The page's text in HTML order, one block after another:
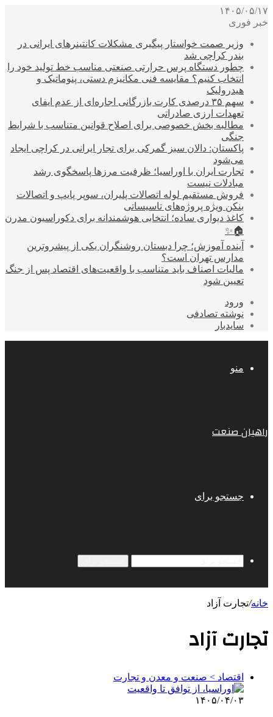
۱۴۰۵/۰۵/۱۷
خبر فوری
وزیر صمت خواستار پیگیری مشکلات کانتینرهای ایرانی در
بندر کراچی شد
چطور دستگاه پرس حرارتی صنعتی مناسب خط تولید خود را
انتخاب کنیم؟ مقایسه فنی مکانیزم دستی، پنوماتیک و
هیدرولیک
سهم ۳۵ درصدی کارت بازرگانی اجاره‌ای از عدم ایفای
تعهدات ارزی صادراتی
مطالبه بخش خصوصی برای اصلاح قوانین متناسب با شرایط
جنگی
پاکستان: دالان سبز گمرکی برای تجار ایرانی در کراچی ایجاد
می‌شود
تجارت ایران با اوراسیا؛ ظرفیت مرزها پاسخگوی رشد
مبادلات نیست
فروش مستقیم لوله اتصالات پلیران، سوپر پایپ و اتصالات
بنکن ویژه پروژه‌های تاسیساتی
کاغذ دیواری ساده؛ انتخابی هوشمندانه برای دکوراسیون مدرن
🏠✨
آینده آموزش؛ چرا دبستان روشنگران یکی از پیشروترین
مدارس تهران است؟
مالیات اصناف باید متناسب با واقعیت‌های اقتصاد پس از جنگ
تعیین شود
ورود
نوشته تصادفی
سایدبار
منو
راهیان صنعت
جستجو برای
خانه/تجارت آزاد
تجارت آزاد
اقتصاد > صنعت و معدن و تجارت
۱۴۰۵/۰۴/۰۳